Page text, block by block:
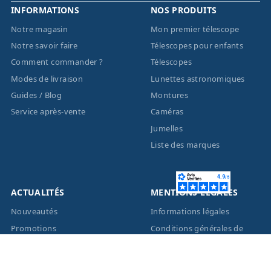
INFORMATIONS
Notre magasin
Notre savoir faire
Comment commander ?
Modes de livraison
Guides / Blog
Service après-vente
NOS PRODUITS
Mon premier télescope
Télescopes pour enfants
Télescopes
Lunettes astronomiques
Montures
Caméras
Jumelles
Liste des marques
ACTUALITÉS
Nouveautés
Promotions
MENTIONS LÉGALES
Informations légales
Conditions générales de